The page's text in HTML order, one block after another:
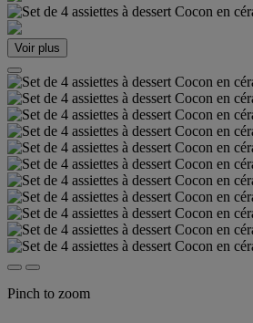
Voir plus
Pinch to zoom